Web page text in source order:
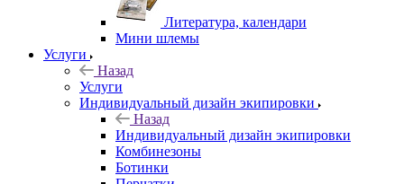
Литература, календари
Мини шлемы
Услуги
Назад
Услуги
Индивидуальный дизайн экипировки
Назад
Индивидуальный дизайн экипировки
Комбинезоны
Ботинки